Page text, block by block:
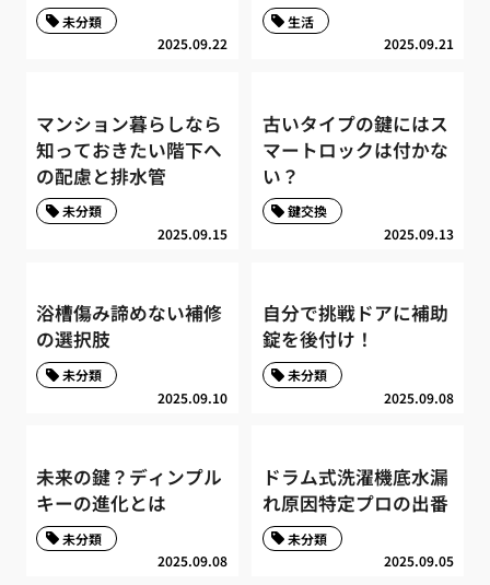
2025.09.22
未分類
2025.09.21
生活
マンション暮らしなら
知っておきたい階下へ
の配慮と排水管
2025.09.15
未分類
古いタイプの鍵にはス
マートロックは付かな
い？
2025.09.13
鍵交換
浴槽傷み諦めない補修
の選択肢
2025.09.10
未分類
自分で挑戦ドアに補助
錠を後付け！
2025.09.08
未分類
未来の鍵？ディンプル
キーの進化とは
2025.09.08
未分類
ドラム式洗濯機底水漏
れ原因特定プロの出番
2025.09.05
未分類